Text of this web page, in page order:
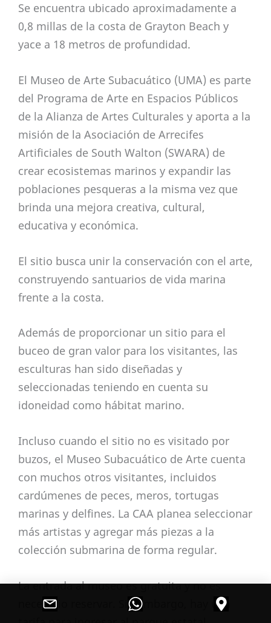
Se encuentra ubicado aproximadamente a
0,8 millas de la costa de Grayton Beach y
yace a 18 metros de profundidad.
El Museo de Arte Subacuático (UMA) es parte
del Programa de Arte en Espacios Públicos
de la Alianza de Artes Culturales y aporta a la
misión de la Asociación de Arrecifes
Artificiales de South Walton (SWARA) de
crear ecosistemas marinos y expandir las
poblaciones pesqueras a la misma vez que
brinda una mejora creativa, cultural,
educativa y económica.
El sitio busca unir la conservación con el arte,
construyendo santuarios de vida marina
frente a la costa.
Además de proporcionar un sitio para el
buceo de gran valor para los visitantes, las
esculturas han sido diseñadas y
seleccionadas teniendo en cuenta su
idoneidad como hábitat marino.
Incluso cuando el sitio no es visitado por
buzos, el Museo Subacuático de Arte cuenta
con muchos otros visitantes, incluidos
cardúmenes de peces, meros, tortugas
marinas y delfines. La CAA planea seleccionar
más artistas y agregar más piezas a la
colección submarina de forma regular.
La entrada al museo es gratuita y no es
necesario reservar. Sin embargo, hay una